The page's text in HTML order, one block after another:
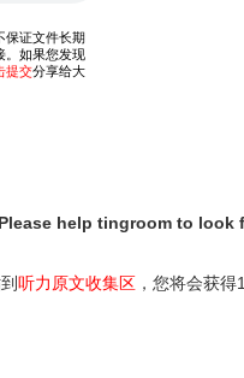
help tingroom to look
听力原文收集区 ，您将会获